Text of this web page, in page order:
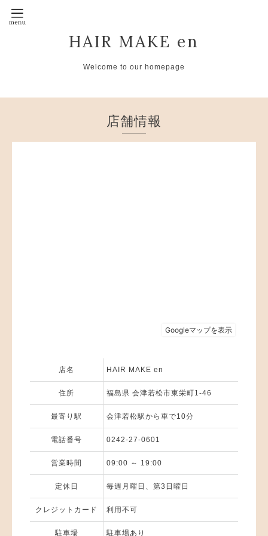
HAIR MAKE en
Welcome to our homepage
店舗情報
店名 HAIR MAKE en
住所 福島県 会津若松市東栄町1-46
最寄り駅 会津若松駅から車で10分
電話番号 0242-27-0601
営業時間 09:00 ～ 19:00
定休日 毎週月曜日、第3日曜日
クレジットカード 利用不可
駐車場 駐車場あり